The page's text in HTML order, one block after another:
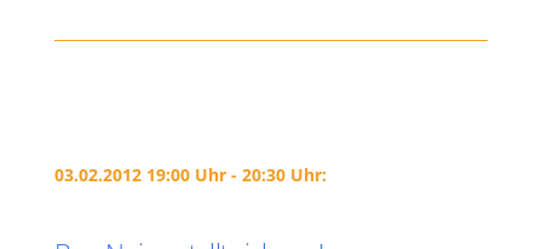
03.02.2012 19:00 Uhr - 20:30 Uhr: